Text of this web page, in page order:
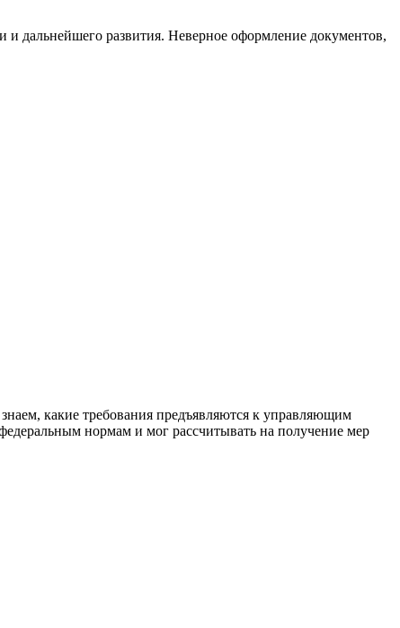
и дальнейшего развития. Неверное оформление документов,
какие требования предъявляются к управляющим
нормам и мог рассчитывать на получение мер